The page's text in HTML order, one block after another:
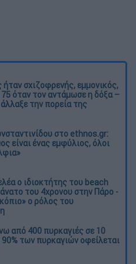
ήταν σχιζοφρενής, εμμονικός,
όταν τον αντάμωσε η δόξα –
την πορεία της
στο ethnos.gr:
είναι ένας εμφύλιος, όλοι
ο ιδιοκτήτης του beach
του 4χρονου στην Πάρο -
ο ρόλος του
από 400 πυρκαγιές σε 10
των πυρκαγιών οφείλεται